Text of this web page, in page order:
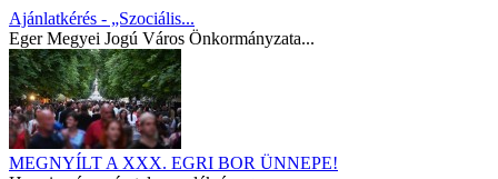
Ajánlatkérés - „Szociális...
Eger Megyei Jogú Város Önkormányzata...
MEGNYÍLT A XXX. EGRI BOR ÜNNEPE!